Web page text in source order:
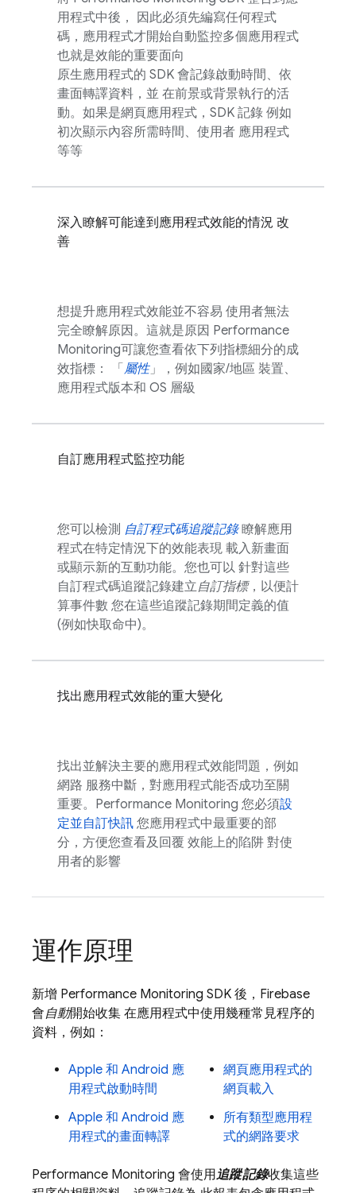
用程式中後， 因此必須先編寫任何程式
碼，應用程式才開始自動監控多個應用程式
也就是效能的重要面向
原生應用程式的 SDK 會記錄啟動時間、依
畫面轉譯資料，並 在前景或背景執行的活
動。如果是網頁應用程式，SDK 記錄 例如
初次顯示內容所需時間、使用者 應用程式
等等
深入瞭解可能達到應用程式效能的情況 改
善
想提升應用程式效能並不容易 使用者無法
完全瞭解原因。這就是原因 Performance
Monitoring可讓您查看依下列指標細分的成
效指標： 「 屬性」，例如國家/地區 裝置、
應用程式版本和 OS 層級
自訂應用程式監控功能
您可以檢測 自訂程式碼追蹤記錄瞭解應用
程式在特定情況下的效能表現 載入新畫面
或顯示新的互動功能。您也可以 針對這些
自訂程式碼追蹤記錄建立自訂指標，以便計
算事件數 您在這些追蹤記錄期間定義的值
(例如快取命中)。
找出應用程式效能的重大變化
找出並解決主要的應用程式效能問題，例如
網路 服務中斷，對應用程式能否成功至關
重要。Performance Monitoring 您必須設
定並自訂快訊 您應用程式中最重要的部
分，方便您查看及回覆 效能上的陷阱 對使
用者的影響
運作原理
新增 Performance Monitoring SDK 後，Firebase
會自動開始收集 在應用程式中使用幾種常見程序的
資料，例如：
Apple 和 Android 應
用程式啟動時間
Apple 和 Android 應
用程式的畫面轉譯
網頁應用程式的
網頁載入
所有類型應用程
式的網路要求
Performance Monitoring 會使用追蹤記錄收集這些